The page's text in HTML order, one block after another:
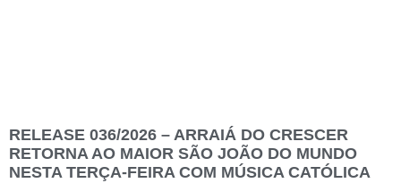
RELEASE 036/2026 – ARRAIÁ DO CRESCER
RETORNA AO MAIOR SÃO JOÃO DO MUNDO
NESTA TERÇA-FEIRA COM MÚSICA CATÓLICA